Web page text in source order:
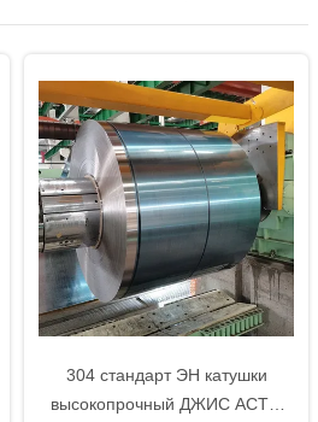
304 стандарт ЭН катушки
высокопрочный ДЖИС АСТМ